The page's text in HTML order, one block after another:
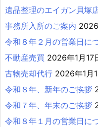
遺品整理のエイガン貝塚
事務所入所のご案内
令和８年２月の営業日に
不動産売買 2026年1月17
古物売却代行 2026年1月
令和８年、新年のご挨拶
令和７年、年末のご挨拶
令和８年１月の営業日に